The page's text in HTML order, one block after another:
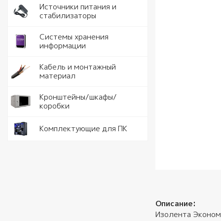
Источники питания и
стабилизаторы
Системы хранения
информации
Кабель и монтажный
материал
Кронштейны/шкафы/
коробки
Комплектующие для ПК
Описание:
Изолента